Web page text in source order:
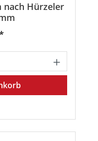
nach Hürzeler
Preis:
den